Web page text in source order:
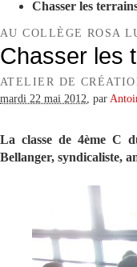
Chasser les
AU COLLÈGE ROSA
Chasser les
ATELIER DE
mardi 22 mai 2012, par
La classe de 4ème C
Bellanger, syndicaliste,